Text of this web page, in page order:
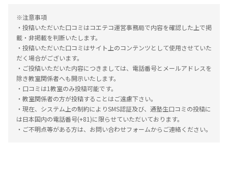
※注意事項
・投稿いただいた口コミはコエテコ運営事務局で内容を確認した上で掲
載・非掲載を判断いたします。
・投稿いただいた口コミはサイト上のコンテンツとして使用させていた
だく場合がございます。
・ご投稿いただいた内容につきましては、電話番号とメールアドレスを
除き教室関係者へも開示いたします。
・口コミは1教室のみ投稿可能です。
・教室関係者の方が投稿することはご遠慮下さい。
・現在、システム上の制約によりSMS認証及び、通塾生口コミの投稿に
は日本国内の電話番号(+81)に限らせていただいております。
・ご不明点等がある方は、お問い合わせフォームからご連絡ください。